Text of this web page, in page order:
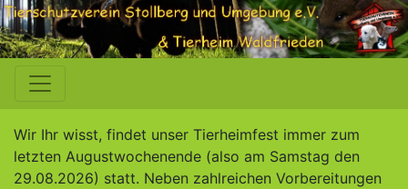
Wir Ihr wisst, findet unser Tierheimfest immer zum
letzten Augustwochenende (also am Samstag den
29.08.2026) statt. Neben zahlreichen Vorbereitungen